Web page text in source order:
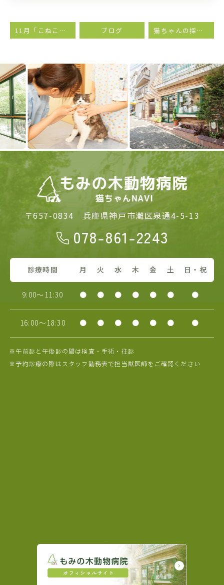
11月「こねこ塾」のお知らせ ブログ 猫ちゃんの採尿にチャレンジしましょう( *ˊᵕˋ )②
Previous Next
〒657-0834 兵庫県神戸市灘区泉通4-5-13
078-861-2243
診療時間 月 火 水 木 金 土 日・祝
9:00～11:30 ● ● ● ● ● ● ●
16:00～18:30 ● ● ● ● ● ● ●
※午前診と午後診の間は検査・手術・往診
※予約診療の際はスタッフ勤務表で担当獣医師をご確認ください